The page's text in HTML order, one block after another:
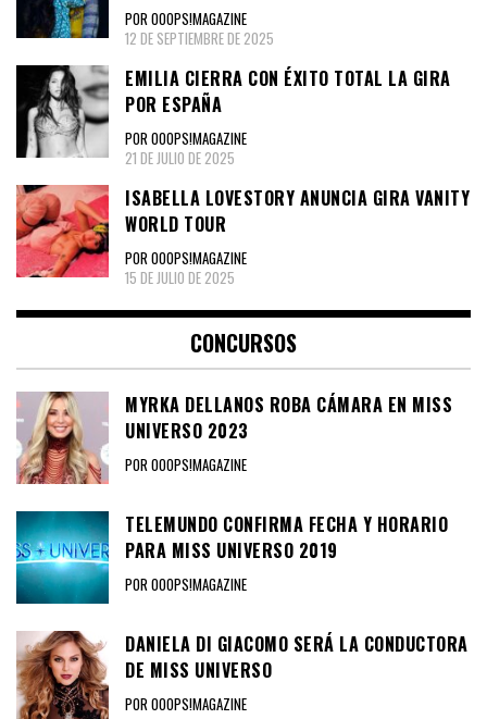
POR OOOPS!MAGAZINE
12 DE SEPTIEMBRE DE 2025
EMILIA CIERRA CON ÉXITO TOTAL LA GIRA
POR ESPAÑA
POR OOOPS!MAGAZINE
21 DE JULIO DE 2025
ISABELLA LOVESTORY ANUNCIA GIRA VANITY
WORLD TOUR
POR OOOPS!MAGAZINE
15 DE JULIO DE 2025
CONCURSOS
MYRKA DELLANOS ROBA CÁMARA EN MISS
UNIVERSO 2023
POR OOOPS!MAGAZINE
TELEMUNDO CONFIRMA FECHA Y HORARIO
PARA MISS UNIVERSO 2019
POR OOOPS!MAGAZINE
DANIELA DI GIACOMO SERÁ LA CONDUCTORA
DE MISS UNIVERSO
POR OOOPS!MAGAZINE